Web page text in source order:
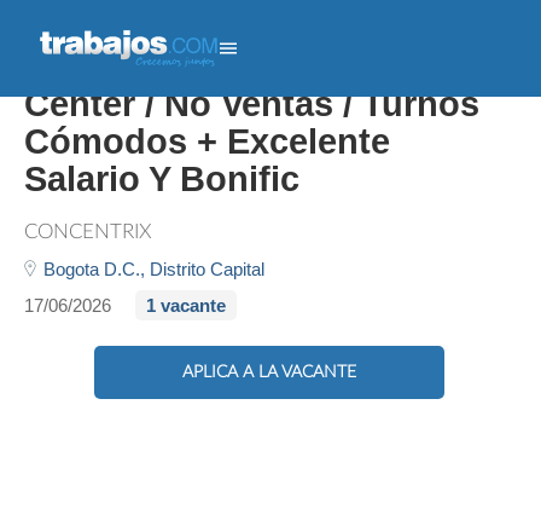
Servicio Al Cliente Call
Center / No Ventas / Turnos
Cómodos + Excelente
Salario Y Bonific
CONCENTRIX
Bogota D.C., Distrito Capital
17/06/2026
1 vacante
APLICA A LA VACANTE